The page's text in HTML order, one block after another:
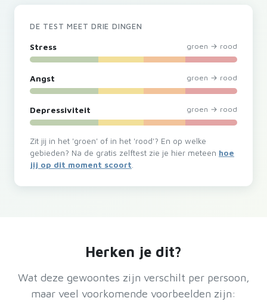
DE TEST MEET DRIE DINGEN
Stress groen → rood
Angst groen → rood
Depressiviteit groen → rood
Zit jij in het 'groen' of in het 'rood'? En op welke
gebieden? Na de gratis zelftest zie je hier meteen hoe
jij op dit moment scoort
Herken je dit?
Wat deze gewoontes zijn verschilt per persoon,
maar veel voorkomende voorbeelden zijn: